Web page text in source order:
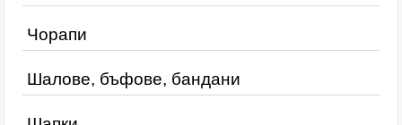
Чорапи
Шалове, бъфове, бандани